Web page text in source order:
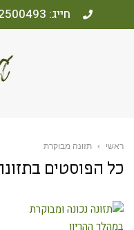
חייג: 072-2500493
ראשי › תזונה מבוקרת
כל הפוסטים ב